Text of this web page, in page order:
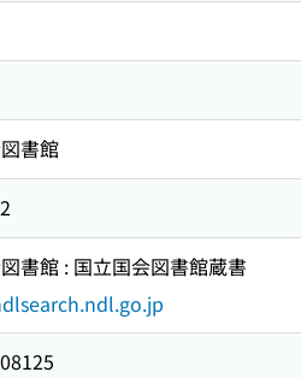
書館
書館 : 国立国会図書館蔵書